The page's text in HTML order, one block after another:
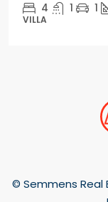
4 1 1
VILLA
© Semmens Real